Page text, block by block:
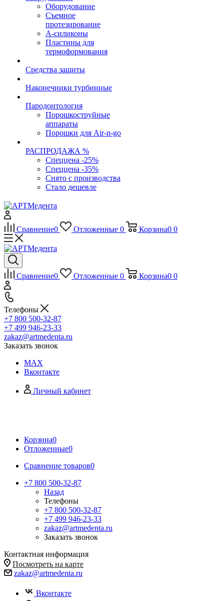
Оборудование
Съемное
протезирование
А-силиконы
Пластины для
термоформования
Средства защиты
Наконечники турбинные
Пародонтология
Порошкоструйные
аппараты
Порошки для Air-n-go
РАСПРОДАЖА %
Спеццена -25%
Спеццена -35%
Снято с производства
Стало дешевле
Сравнение0 Отложенные 0 Корзина0 0
Сравнение0 Отложенные 0 Корзина0 0
Телефоны
+7 800 500-32-87
+7 499 946-23-33
zakaz@artmedenta.ru
Заказать звонок
MAX
Вконтакте
Личный кабинет
Корзина0
Отложенные0
Сравнение товаров0
+7 800 500-32-87
Назад
Телефоны
+7 800 500-32-87
+7 499 946-23-33
zakaz@artmedenta.ru
Заказать звонок
Контактная информация
Посмотреть на карте
zakaz@artmedenta.ru
Вконтакте